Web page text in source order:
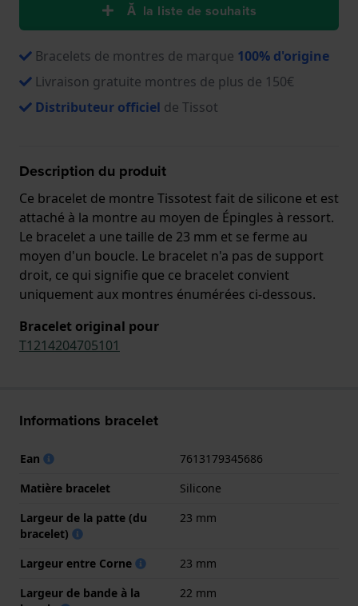
Ă la liste de souhaits
Bracelets de montres de marque 100% d'origine
Livraison gratuite montres de plus de 150€
Distributeur officiel de Tissot
Description du produit
Ce bracelet de montre Tissotest fait de silicone et est
attaché à la montre au moyen de Épingles à ressort.
Le bracelet a une taille de 23 mm et se ferme au
moyen d'un boucle. Le bracelet n'a pas de support
droit, ce qui signifie que ce bracelet convient
uniquement aux montres énumérées ci-dessous.
Bracelet original pour
T1214204705101
Informations bracelet
Ean
7613179345686
Matière bracelet
Silicone
Largeur de la patte (du
bracelet)
23 mm
Largeur entre Corne
23 mm
Largeur de bande à la
22 mm